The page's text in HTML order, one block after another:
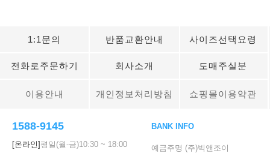
1:1문의 반품교환안내 사이즈선택요령
전화로주문하기 회사소개 도매주실분
이용안내 개인정보처리방침 쇼핑몰이용약관
1588-9145
[온라인]평일(월-금)10:30 ~ 18:00
BANK INFO
예금주명 (주)빅앤조이